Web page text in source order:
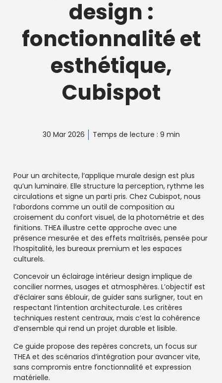
design :
fonctionnalité et
esthétique,
Cubispot
30 Mar 2026 Temps de lecture : 9 min
Pour un architecte, l’applique murale design est plus
qu’un luminaire. Elle structure la perception, rythme les
circulations et signe un parti pris. Chez Cubispot, nous
l’abordons comme un outil de composition au
croisement du confort visuel, de la photométrie et des
finitions. THEA illustre cette approche avec une
présence mesurée et des effets maîtrisés, pensée pour
l’hospitalité, les bureaux premium et les espaces
culturels.
Concevoir un éclairage intérieur design implique de
concilier normes, usages et atmosphères. L’objectif est
d’éclairer sans éblouir, de guider sans surligner, tout en
respectant l’intention architecturale. Les critères
techniques restent centraux, mais c’est la cohérence
d’ensemble qui rend un projet durable et lisible.
Ce guide propose des repères concrets, un focus sur
THEA et des scénarios d’intégration pour avancer vite,
sans compromis entre fonctionnalité et expression
matérielle.